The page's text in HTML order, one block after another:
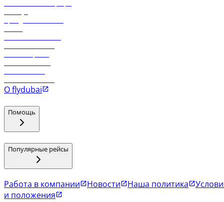
О flydubai
Помощь
Популярные рейсы
Работа в компании Новости Наша политика
и положения